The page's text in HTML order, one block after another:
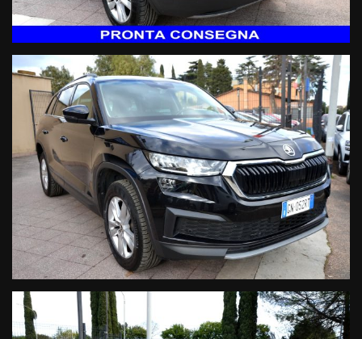
- Sistema rilevamento stanchezza conducente
Audio & Comunicazione:
- Radio CD Mp3 Dab con display integrato touch screen
- Navigatore satellitare cartografico 3D
- Sistema AppleCarPlay
- Sistema Android&Auto
- Vivavoce Bluetooth
- Streaming audio Bluetooth
- USB & ingresso sd card
- Computer di bordo
- Comandi vocali
Comfort:
- Climatizzatore automatico Bi Zona
- Sedili regolabili in altezza
- Volante regolabile
- Servosterzo
- Chiusura centralizzata
- Alzacristalli elettrici
- Volante multifunzione